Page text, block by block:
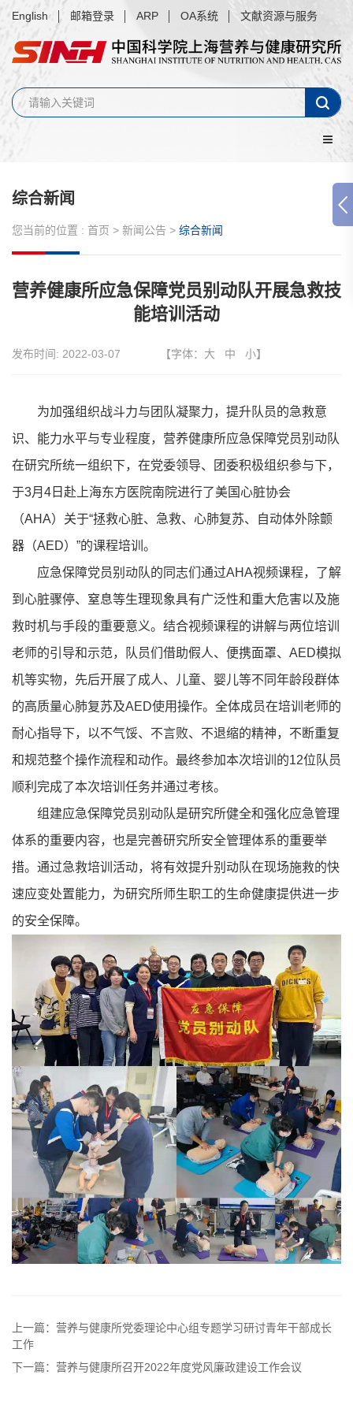
English 邮箱登录 ARP OA系统 文献资源与服务
综合新闻
您当前的位置 : 首页 > 新闻公告 > 综合新闻
营养健康所应急保障党员别动队开展急救技
能培训活动
发布时间: 2022-03-07 【字体： 大 中 小】
为加强组织战斗力与团队凝聚力，提升队员的急救意
识、能力水平与专业程度，营养健康所应急保障党员别动队
在研究所统一组织下，在党委领导、团委积极组织参与下，
于3月4日赴上海东方医院南院进行了美国心脏协会
（AHA）关于“拯救心脏、急救、心肺复苏、自动体外除颤
器（AED）”的课程培训。
应急保障党员别动队的同志们通过AHA视频课程，了解
到心脏骤停、窒息等生理现象具有广泛性和重大危害以及施
救时机与手段的重要意义。结合视频课程的讲解与两位培训
老师的引导和示范，队员们借助假人、便携面罩、AED模拟
机等实物，先后开展了成人、儿童、婴儿等不同年龄段群体
的高质量心肺复苏及AED使用操作。全体成员在培训老师的
耐心指导下，以不气馁、不言败、不退缩的精神，不断重复
和规范整个操作流程和动作。最终参加本次培训的12位队员
顺利完成了本次培训任务并通过考核。
组建应急保障党员别动队是研究所健全和强化应急管理
体系的重要内容，也是完善研究所安全管理体系的重要举
措。通过急救培训活动，将有效提升别动队在现场施救的快
速应变处置能力，为研究所师生职工的生命健康提供进一步
的安全保障。
上一篇：营养与健康所党委理论中心组专题学习研讨青年干部成长
工作
下一篇：营养与健康所召开2022年度党风廉政建设工作会议